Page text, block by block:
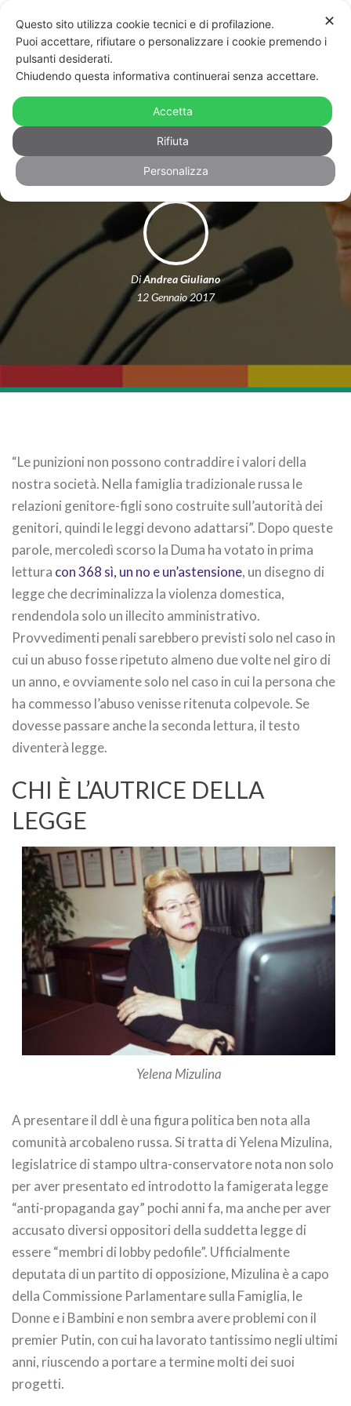
Russia: presto la violenza domestica
non sarà più un crimine
DiAndrea Giuliano
12 Gennaio 2017
“Le punizioni non possono contraddire i valori della
nostra società. Nella famiglia tradizionale russa le
relazioni genitore-figli sono costruite sull’autorità dei
genitori, quindi le leggi devono adattarsi”. Dopo queste
parole, mercoledì scorso la Duma ha votato in prima
lettura con 368 sì, un no e un’astensione, un disegno di
legge che decriminalizza la violenza domestica,
rendendola solo un illecito amministrativo.
Provvedimenti penali sarebbero previsti solo nel caso in
cui un abuso fosse ripetuto almeno due volte nel giro di
un anno, e ovviamente solo nel caso in cui la persona che
ha commesso l’abuso venisse ritenuta colpevole. Se
dovesse passare anche la seconda lettura, il testo
diventerà legge.
CHI È L’AUTRICE DELLA
LEGGE
Yelena Mizulina
A presentare il ddl è una figura politica ben nota alla
comunità arcobaleno russa. Si tratta di Yelena Mizulina,
legislatrice di stampo ultra-conservatore nota non solo
per aver presentato ed introdotto la famigerata legge
“anti-propaganda gay” pochi anni fa, ma anche per aver
accusato diversi oppositori della suddetta legge di
essere “membri di lobby pedofile”. Ufficialmente
deputata di un partito di opposizione, Mizulina è a capo
della Commissione Parlamentare sulla Famiglia, le
Donne e i Bambini e non sembra avere problemi con il
premier Putin, con cui ha lavorato tantissimo negli ultimi
anni, riuscendo a portare a termine molti dei suoi
progetti.
✕
Questo sito utilizza cookie tecnici e di profilazione.
Puoi accettare, rifiutare o personalizzare i cookie premendo i
pulsanti desiderati.
Chiudendo questa informativa continuerai senza accettare.
Accetta
Rifiuta
Personalizza